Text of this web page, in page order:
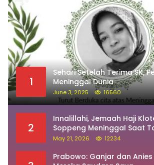
1
Sehari Setelah Terima SK,
Meninggal Dunia
June 3, 2025 16560
2
Innalillahi, Jemaah Haji
Soppeng Meninggal Saat
May 21, 2026 12234
Prabowo: Ganjar dan Anies